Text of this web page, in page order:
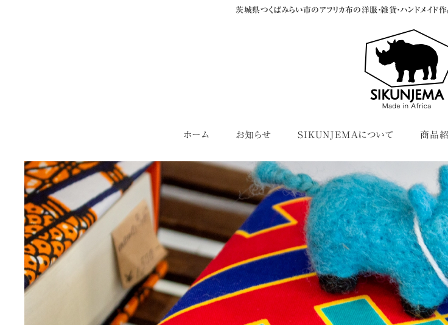
茨城県つくばみらい市のアフリカ布の洋服・雑貨・ハンドメイド
content
ホーム お知らせ SIKUNJEMAについて 商品